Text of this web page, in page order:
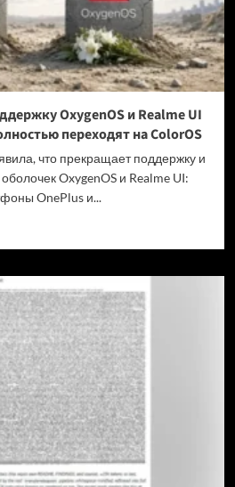
OxygenOS и Realme UI
переходят на ColorOS
что прекращает поддержку и
OxygenOS и Realme UI:
OnePlus и...